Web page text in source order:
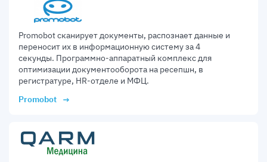
Promobot сканирует документы, распознает данные и
переносит их в информационную систему за 4
секунды. Программно-аппаратный комплекс для
оптимизации документооборота на ресепшн, в
регистратуре, HR-отделе и МФЦ.
Promobot